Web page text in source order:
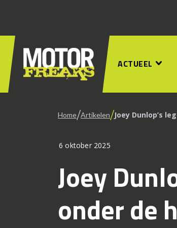
ACTUEEL
Home/Artikelen/Joey Dunlop’s
6 oktober 2025
Joey
onder de